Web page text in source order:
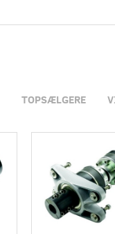
TOPSÆLGERE